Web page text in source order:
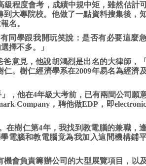
程度會考，成績中規中矩，雖然估計
大專院校。他做了一點資料搜集後，
名。
同學跟我開玩笑說：是否有必要這麼
擇不多。」
意見，他說胡鴻烈是出名的大律師，
。樹仁經濟學系在2009年易名為經濟
，他在4年級大考前，已有兩間公司願
Company，聘他做EDP，即
樹仁第4年，我找到教電腦的兼職，
電腦和教電腦竟為我加入這間機構鋪
會負責籌辦公司的大型展覽項目，以